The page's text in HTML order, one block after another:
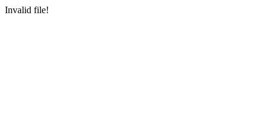
Invalid file!